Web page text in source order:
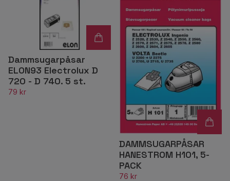
Dammsugarpåsar
ELON93 Electrolux D
720 - D 740. 5 st.
79 kr
DAMMSUGARPÅSAR
HANESTROM H101, 5-
PACK
76 kr